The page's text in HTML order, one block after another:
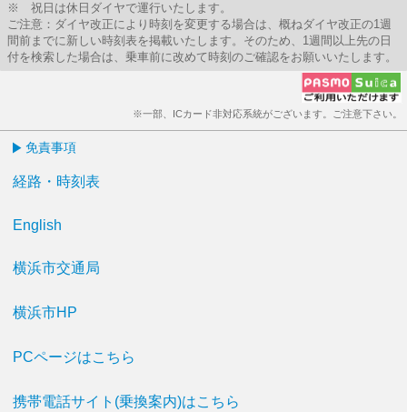
※ 祝日は休日ダイヤで運行いたします。
ご注意：ダイヤ改正により時刻を変更する場合は、概ねダイヤ改正の1週
間前までに新しい時刻表を掲載いたします。そのため、1週間以上先の日
付を検索した場合は、乗車前に改めて時刻のご確認をお願いいたします。
※一部、ICカード非対応系統がございます。ご注意下さい。
免責事項
経路・時刻表
English
横浜市交通局
横浜市HP
PCページはこちら
携帯電話サイト(乗換案内)はこちら